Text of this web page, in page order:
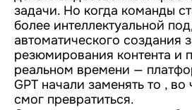
задачи. Но когда команды
более интеллектуальной
автоматического создания
резюмирования контента и
реальном времени —
GPT начали заменять то ,
смог превратиться.